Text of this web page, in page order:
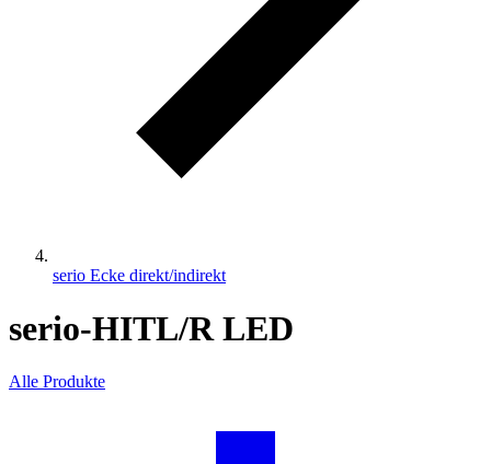
serio Ecke direkt/indirekt
serio-HITL/R LED
Alle Produkte